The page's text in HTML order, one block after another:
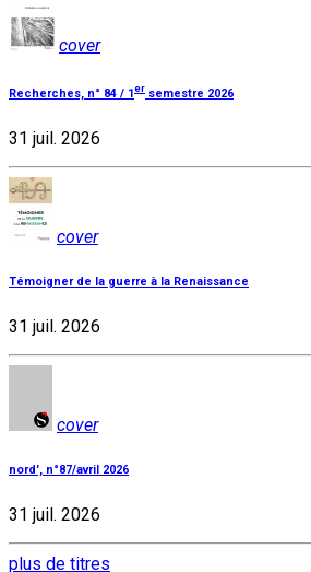
cover
Recherches, n° 84 / 1er semestre 2026
31 juil. 2026
cover
Témoigner de la guerre à la Renaissance
31 juil. 2026
cover
nord', n°87/avril 2026
31 juil. 2026
plus de titres